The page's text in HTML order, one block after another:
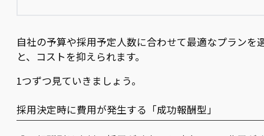
自社の予算や採用予定人数に合わせて最適なプランを
と、コストを抑えられます。
1つずつ見ていきましょう。
採用決定時に費用が発生する「成功報酬型」